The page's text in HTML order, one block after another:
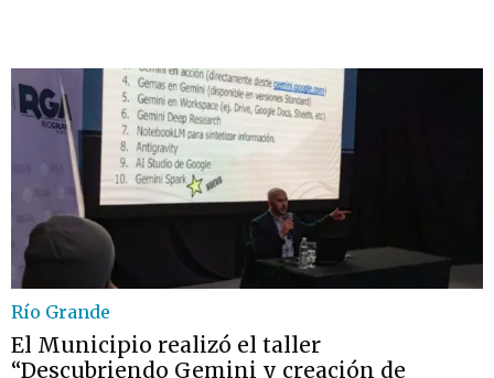
Río Grande
El Municipio realizó el taller
“Descubriendo Gemini y creación de